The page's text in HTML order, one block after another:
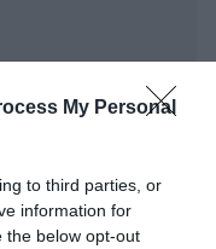
My Personal
to third parties, or
information for
the below opt-out